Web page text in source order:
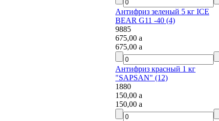
Антифриз зеленый 5 кг ICE
BEAR G11 -40 (4)
9885
675,00a
675,00a
Антифриз красный 1 кг
"SAPSAN" (12)
1880
150,00a
150,00a